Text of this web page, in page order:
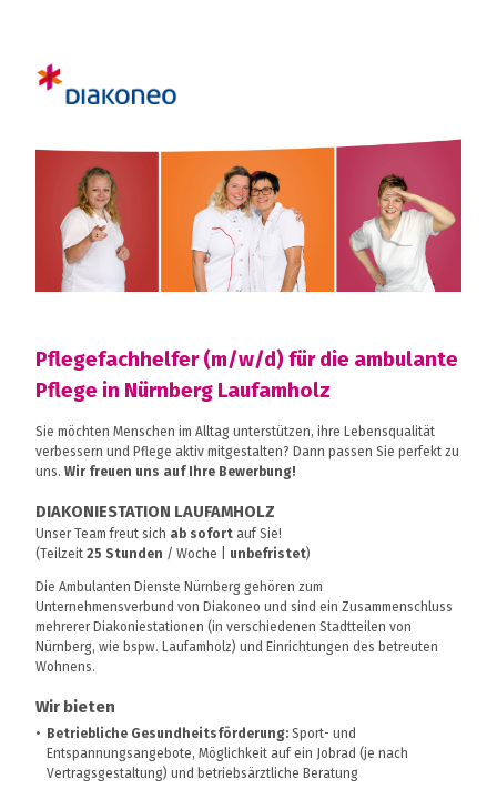
Pflegefachhelfer (m/w/d) für die ambulante
Pflege in Nürnberg Laufamholz
Sie möchten Menschen im Alltag unterstützen, ihre Lebensqualität
verbessern und Pflege aktiv mitgestalten? Dann passen Sie perfekt zu
uns. Wir freuen uns auf Ihre Bewerbung!
DIAKONIESTATION LAUFAMHOLZ
Unser Team freut sich ab sofort auf Sie!
(Teilzeit 25 Stunden / Woche | unbefristet)
Die Ambulanten Dienste Nürnberg gehören zum
Unternehmensverbund von Diakoneo und sind ein Zusammenschluss
mehrerer Diakoniestationen (in verschiedenen Stadtteilen von
Nürnberg, wie bspw. Laufamholz) und Einrichtungen des betreuten
Wohnens.
Wir bieten
Betriebliche Gesundheitsförderung: Sport- und
Entspannungsangebote, Möglichkeit auf ein Jobrad (je nach
Vertragsgestaltung) und betriebsärztliche Beratung